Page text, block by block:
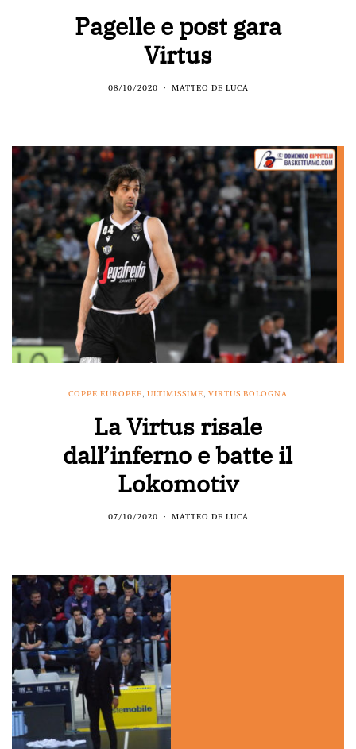
Pagelle e post gara
Virtus
08/10/2020 MATTEO DE LUCA
COPPE EUROPEE, ULTIMISSIME, VIRTUS BOLOGNA
La Virtus risale
dall’inferno e batte il
Lokomotiv
07/10/2020 MATTEO DE LUCA